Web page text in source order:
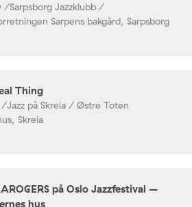
/Sarpsborg Jazzklubb /
Sarpens bakgård, Sarpsborg
Thing
/Jazz på Skreia / Østre Toten
Skreia
på Oslo Jazzfestival –
hus